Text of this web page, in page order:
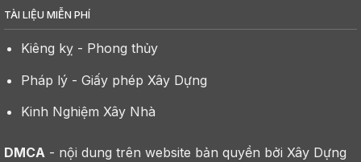
TÀI LIỆU MIỄN PHÍ
Kiêng kỵ - Phong thủy
Pháp lý - Giấy phép Xây Dựng
Kinh Nghiệm Xây Nhà
DMCA - nội dung trên website bản quyền bởi Xây Dựng